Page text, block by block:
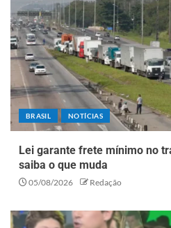
BRASIL NOTÍCIAS
Lei garante frete mínimo no
saiba o que muda
05/08/2026 Redação